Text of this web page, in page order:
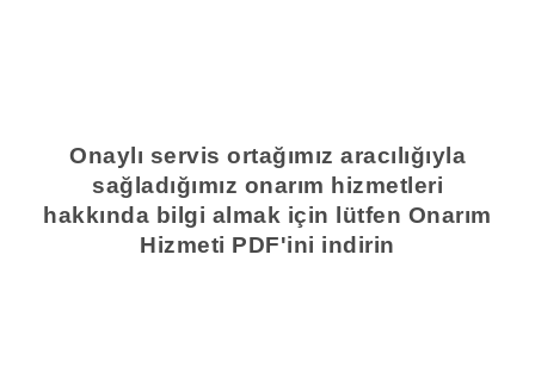
Onaylı servis ortağımız aracılığıyla
sağladığımız onarım hizmetleri
hakkında bilgi almak için lütfen Onarım
Hizmeti PDF'ini indirin